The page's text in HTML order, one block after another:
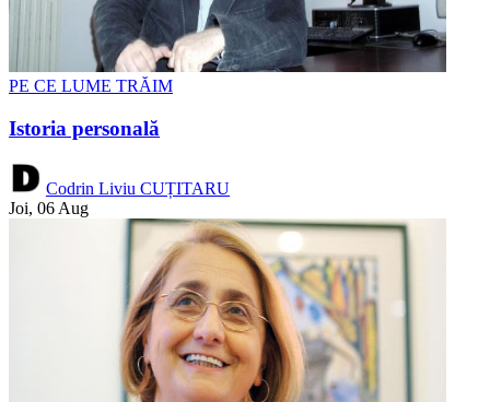
PE CE LUME TRĂIM
Istoria personală
Codrin Liviu CUȚITARU
Joi, 06 Aug